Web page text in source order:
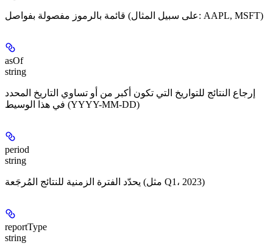
قائمة بالرموز مفصولة بفواصل (على سبيل المثال: AAPL, MSFT)
asOf
string
إرجاع النتائج للتواريخ التي تكون أكبر من أو تساوي التاريخ المحدد
في هذا الوسيط (YYYY-MM-DD)
period
string
يحدّد الفترة الزمنية للنتائج المُرجَعة (مثل Q1، 2023)
reportType
string